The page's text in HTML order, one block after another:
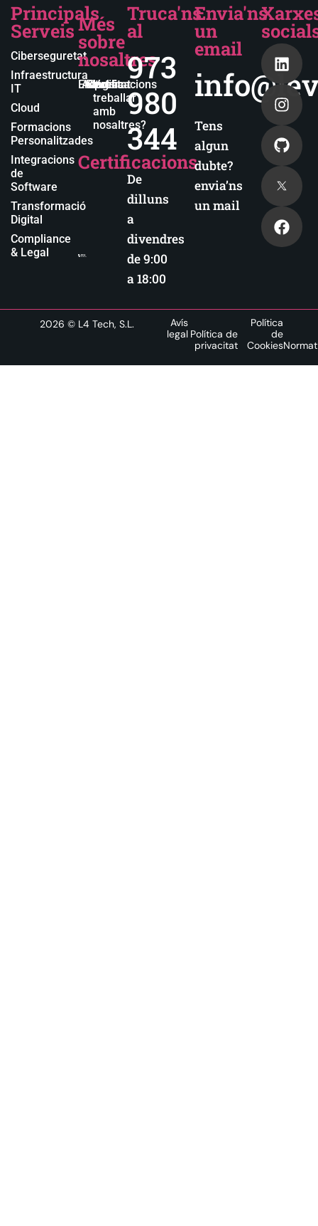
Principals
Serveis
Ciberseguretat
Infraestructura
IT
Cloud
Formacions
Personalitzades
Integracions
de
Software
Transformació
Digital
Compliance
& Legal
Més
sobre
nosaltres
Empresa
Actualitat
Blog
Certificacions
Vols
treballar
amb
nosaltres?
Certificacions
Truca'ns
al
973
980
344
De
dilluns
a
divendres
de 9:00
a 18:00
Envia'ns
un
email
Tens
algun
dubte?
envia’ns
un mail
2026 © L4 Tech, S.L.
Avís
legal Política de
privacitat
Política
de
Cookies